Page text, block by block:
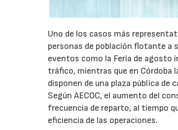
Uno de los casos más
personas de población flotante a
eventos como la Feria de agosto
tráfico, mientras que en
disponen de una plaza pública de
Según AECOC, el aumento del
frecuencia de reparto, al tiempo
eficiencia de las operaciones.